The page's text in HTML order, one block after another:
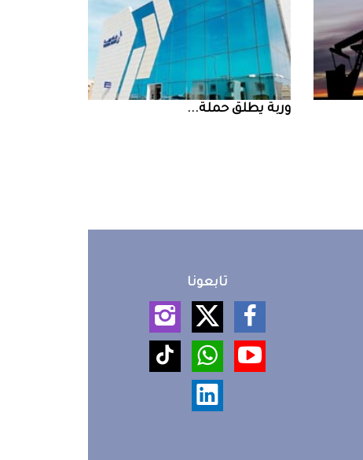
‮‬وربة‮‬‭ ‬يطلق‭ ‬حملة‭ ...
تابعونا